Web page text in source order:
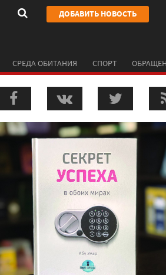
ДОБАВИТЬ НОВОСТЬ
СРЕДА ОБИТАНИЯ СПОРТ